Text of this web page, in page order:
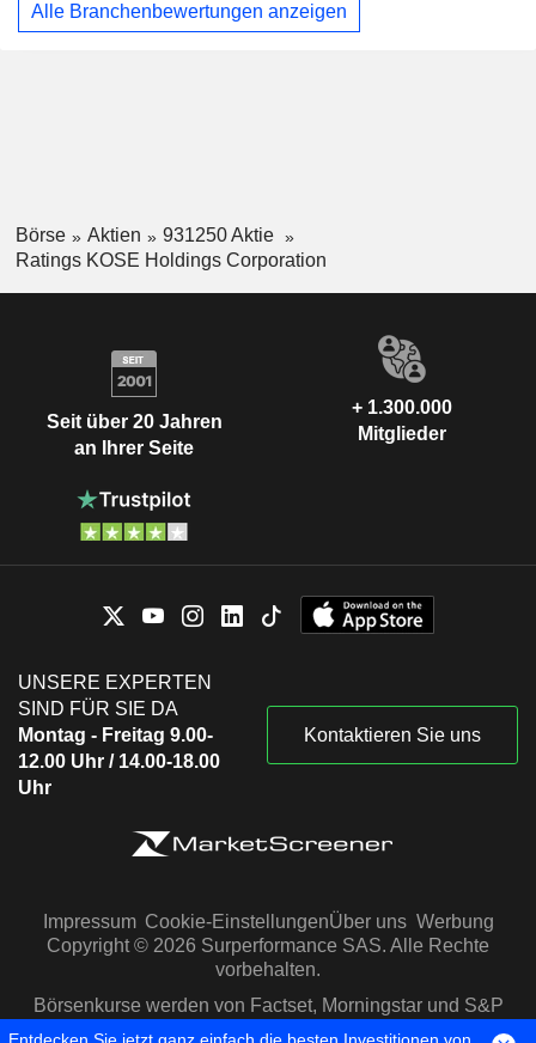
Alle Branchenbewertungen anzeigen
Börse Aktien
931250 Aktie
Ratings KOSE Holdings Corporation
Seit über 20 Jahren
an Ihrer Seite
+ 1.300.000
Mitglieder
UNSERE EXPERTEN
SIND FÜR SIE DA
Montag - Freitag 9.00-
12.00 Uhr / 14.00-18.00
Uhr
Kontaktieren Sie uns
Impressum Cookie-EinstellungenÜber uns Werbung
Copyright © 2026 Surperformance SAS. Alle Rechte
vorbehalten.
Börsenkurse werden von Factset, Morningstar und S&P
Capital IQ zur Verfügung gestellt